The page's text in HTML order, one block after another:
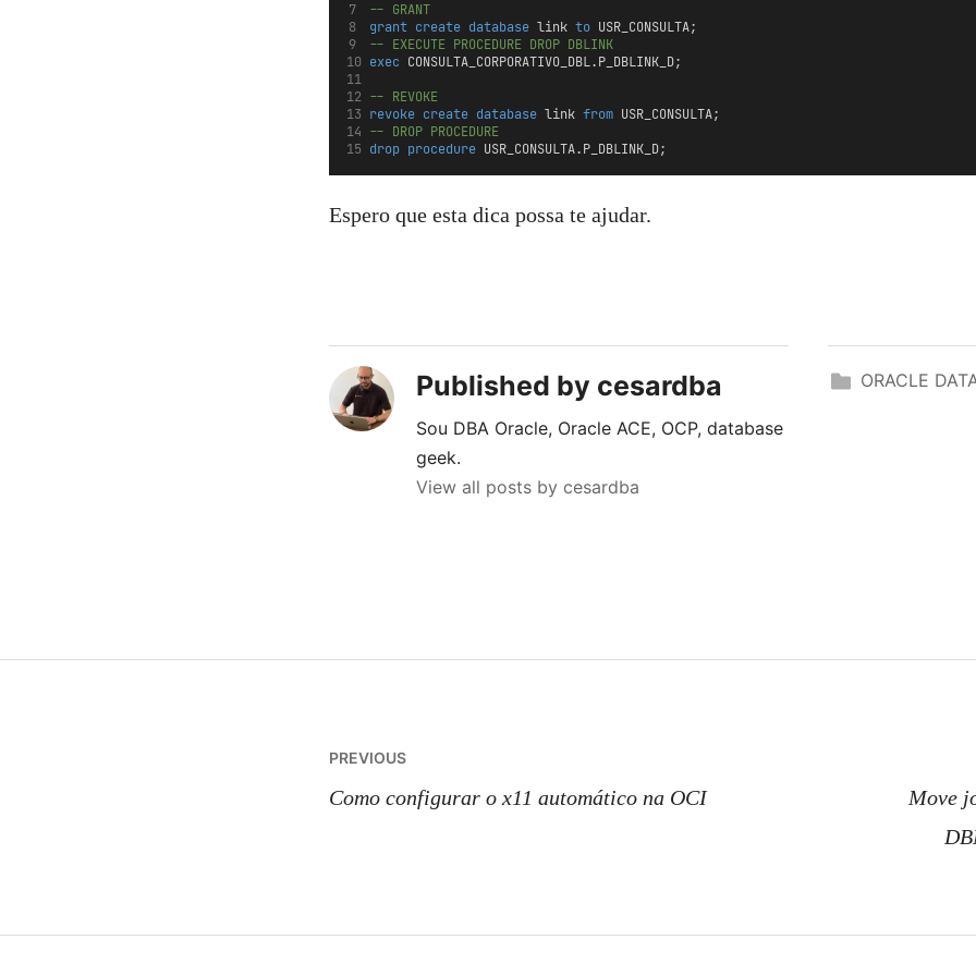
-- GRANT
grant create database link to USR_CONSULTA;
-- EXECUTE PROCEDURE DROP DBLINK
exec CONSULTA_CORPORATIVO_DBL.P_DBLINK_D;
-- REVOKE
revoke create database link from USR_CONSULTA;
-- DROP PROCEDURE
drop procedure USR_CONSULTA.P_DBLINK_D;
Espero que esta dica possa te ajudar.
Published by cesardba
Sou DBA Oracle, Oracle ACE, OCP, database
geek.
View all posts by cesardba
ORACLE
Post
navigation
PREVIOUS
Como configurar o x11 automático na OCI
Move